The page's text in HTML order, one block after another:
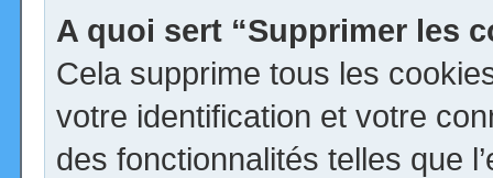
A quoi sert “Supprimer les
Cela supprime tous les
votre identification et votre
des fonctionnalités telles que